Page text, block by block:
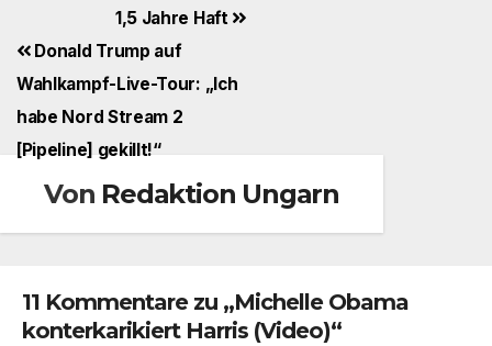
1,5 Jahre Haft
Donald Trump auf
Wahlkampf-Live-Tour: „Ich
habe Nord Stream 2
[Pipeline] gekillt!“
Von Redaktion Ungarn
11 Kommentare zu „Michelle Obama
konterkarikiert Harris (Video)“